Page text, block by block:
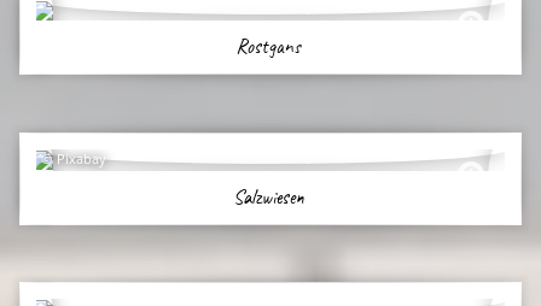
Rostgans
Pixabay
Salzwiesen